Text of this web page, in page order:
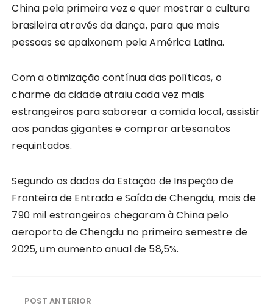
China pela primeira vez e quer mostrar a cultura
brasileira através da dança, para que mais
pessoas se apaixonem pela América Latina.
Com a otimização contínua das políticas, o
charme da cidade atraiu cada vez mais
estrangeiros para saborear a comida local, assistir
aos pandas gigantes e comprar artesanatos
requintados.
Segundo os dados da Estação de Inspeção de
Fronteira de Entrada e Saída de Chengdu, mais de
790 mil estrangeiros chegaram à China pelo
aeroporto de Chengdu no primeiro semestre de
2025, um aumento anual de 58,5%.
POST ANTERIOR